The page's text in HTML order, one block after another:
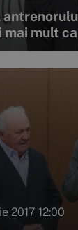
mai mult
2017 12:00